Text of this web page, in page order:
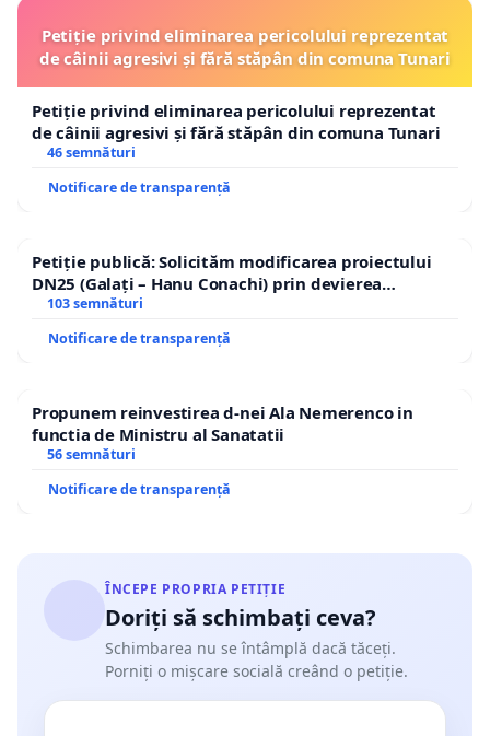
Petiție privind eliminarea pericolului reprezentat
de câinii agresivi și fără stăpân din comuna Tunari
Petiție privind eliminarea pericolului reprezentat
de câinii agresivi și fără stăpân din comuna Tunari
46 semnături
Notificare de transparență
Petiție publică: Solicităm modificarea proiectului
DN25 (Galați – Hanu Conachi) prin devierea
traseului în afara localităților!
103 semnături
Notificare de transparență
Propunem reinvestirea d-nei Ala Nemerenco in
functia de Ministru al Sanatatii
56 semnături
Notificare de transparență
ÎNCEPE PROPRIA PETIȚIE
Doriți să schimbați ceva?
Schimbarea nu se întâmplă dacă tăceți.
Porniți o mișcare socială creând o petiție.